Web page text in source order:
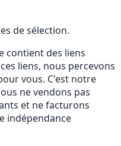
de sélection.
contient des liens
liens, nous percevons
vous. C'est notre
ne vendons pas
et ne facturons
indépendance